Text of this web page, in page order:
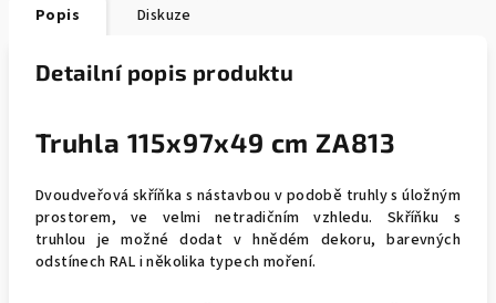
Popis Diskuze
Detailní popis produktu
Truhla 115x97x49 cm ZA813
Dvoudveřová skříňka s nástavbou v podobě truhly s úložným
prostorem, ve velmi netradičním vzhledu. Skříňku s
truhlou je možné dodat v hnědém dekoru, barevných
odstínech RAL i několika typech moření.